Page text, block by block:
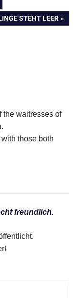
STEHT LEER
the waitresses of
those both
freundlich.